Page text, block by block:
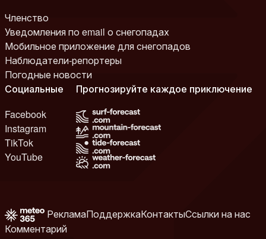
Членство
Уведомления по email о снегопадах
Мобильное приложение для снегопадов
Наблюдатели-репортеры
Погодные новости
Социальные
Facebook
Instagram
TikTok
YouTube
Прогнозируйте каждое приключение
РекламаПоддержкаКонтактыСсылки на нас
Комментарий